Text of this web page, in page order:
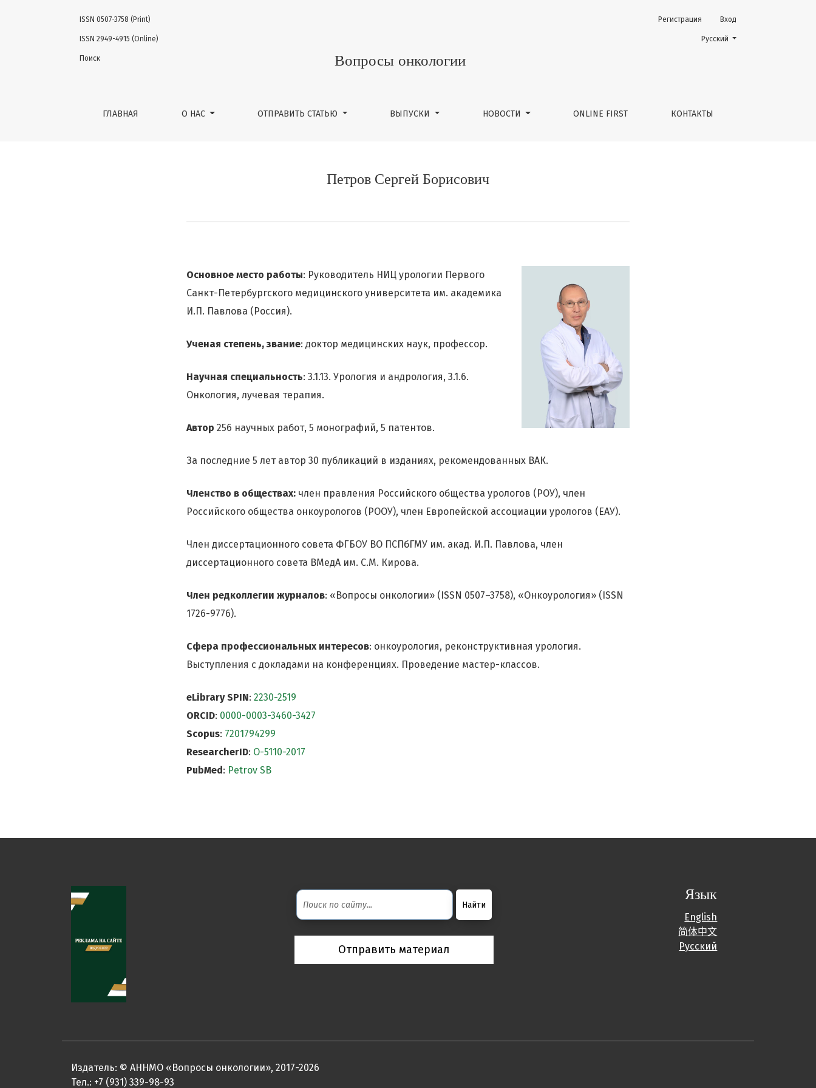
Петров Сергей Борисович
Вопросы онкологии
ГЛАВНАЯ О НАС ОТПРАВИТЬ СТАТЬЮ ВЫПУСКИ НОВОСТИ ONLINE FIRST КОНТАКТЫ
Регистрация Вход
ISSN 0507-3758 (Print)
ISSN 2949-4915 (Online)
Поиск
Change the language. The
Русский
Петров Сергей Борисович
Основное место работы: Руководитель НИЦ урологии Первого
Санкт-Петербургского медицинского университета им. академика
И.П. Павлова (Россия).
Ученая степень, звание: доктор медицинских наук, профессор.
Научная специальность: 3.1.13. Урология и андрология, 3.1.6.
Онкология, лучевая терапия.
Автор 256 научных работ, 5 монографий, 5 патентов.
За последние 5 лет автор 30 публикаций в изданиях, рекомендованных ВАК.
Членство в обществах: член правления Российского общества урологов (РОУ), член
Российского общества онкоурологов (РООУ), член Европейской ассоциации урологов (ЕАУ).
Член диссертационного совета ФГБОУ ВО ПСПбГМУ им. акад. И.П. Павлова, член
диссертационного совета ВМедА им. С.М. Кирова.
Член редколлегии журналов: «Вопросы онкологии» (ISSN 0507–3758), «Онкоурология» (ISSN
1726-9776).
Сфера профессиональных интересов: онкоурология, реконструктивная урология.
Выступления с докладами на конференциях. Проведение мастер-классов.
eLibrary SPIN: 2230-2519
ORCID: 0000-0003-3460-3427
Scopus: 7201794299
ResearcherID: O-5110-2017
PubMed: Petrov SB
Отправить материал
Язык
English
简体中文
Русский
Издатель: © АННМО «Вопросы онкологии», 2017-2026
Тел.: +7 (931) 339-98-93